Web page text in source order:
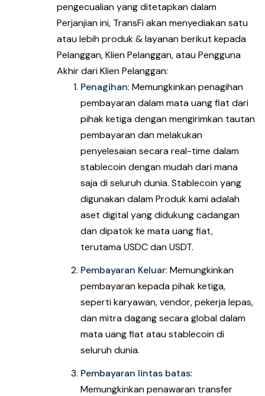
pengecualian yang ditetapkan dalam
Perjanjian ini, TransFi akan menyediakan satu
atau lebih produk & layanan berikut kepada
Pelanggan, Klien Pelanggan, atau Pengguna
Akhir dari Klien Pelanggan:
Penagihan: Memungkinkan penagihan
pembayaran dalam mata uang fiat dari
pihak ketiga dengan mengirimkan tautan
pembayaran dan melakukan
penyelesaian secara real-time dalam
stablecoin dengan mudah dari mana
saja di seluruh dunia. Stablecoin yang
digunakan dalam Produk kami adalah
aset digital yang didukung cadangan
dan dipatok ke mata uang fiat,
terutama USDC dan USDT.
Pembayaran Keluar: Memungkinkan
pembayaran kepada pihak ketiga,
seperti karyawan, vendor, pekerja lepas,
dan mitra dagang secara global dalam
mata uang fiat atau stablecoin di
seluruh dunia.
Pembayaran lintas batas:
Memungkinkan penawaran transfer